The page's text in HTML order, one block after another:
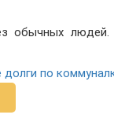
обычных
по